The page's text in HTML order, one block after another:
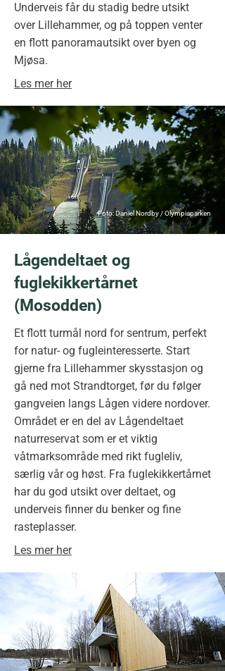
Underveis får du stadig bedre utsikt
over Lillehammer, og på toppen venter
en flott panoramautsikt over byen og
Mjøsa.
Les mer her
Foto: Daniel Nordby / Olympiaparken
Lågendeltaet og
fuglekikkertårnet
(Mosodden)
Et flott turmål nord for sentrum, perfekt
for natur- og fugleinteresserte. Start
gjerne fra Lillehammer skysstasjon og
gå ned mot Strandtorget, før du følger
gangveien langs Lågen videre nordover.
Området er en del av Lågendeltaet
naturreservat som er et viktig
våtmarksområde med rikt fugleliv,
særlig vår og høst. Fra fuglekikkertårnet
har du god utsikt over deltaet, og
underveis finner du benker og fine
rasteplasser.
Les mer her